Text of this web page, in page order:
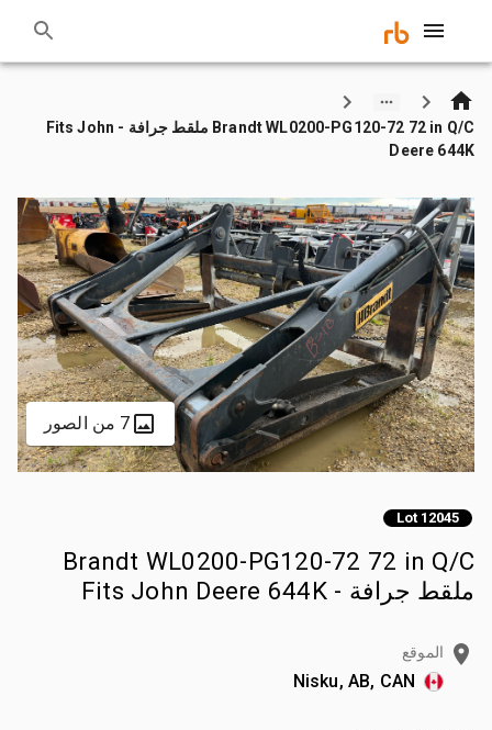
Brandt WL0200-PG120-72 72 in Q/C ملقط جرافة - Fits John
Deere 644K
7 من الصور
Lot 12045
Brandt WL0200-PG120-72 72 in Q/C
ملقط جرافة - Fits John Deere 644K
الموقع
Nisku, AB, CAN